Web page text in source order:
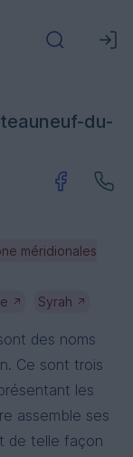
du-
méridionales
↗ Syrah ↗
des noms
Ce sont trois
les
assemble ses
de telle façon